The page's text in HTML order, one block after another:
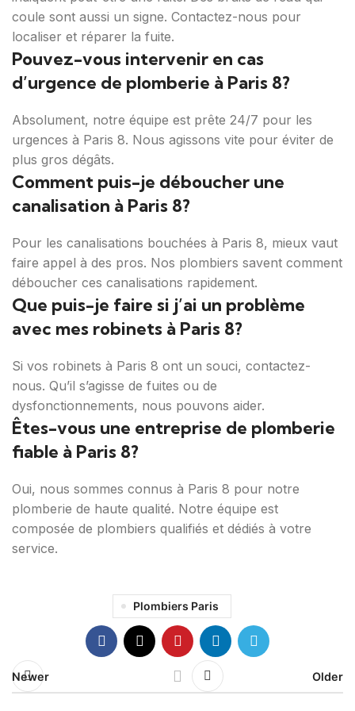
coule sont aussi un signe. Contactez-nous pour
localiser et réparer la fuite.
Pouvez-vous intervenir en cas
d’urgence de plomberie à Paris 8?
Absolument, notre équipe est prête 24/7 pour les
urgences à Paris 8. Nous agissons vite pour éviter de
plus gros dégâts.
Comment puis-je déboucher une
canalisation à Paris 8?
Pour les canalisations bouchées à Paris 8, mieux vaut
faire appel à des pros. Nos plombiers savent comment
déboucher ces canalisations rapidement.
Que puis-je faire si j’ai un problème
avec mes robinets à Paris 8?
Si vos robinets à Paris 8 ont un souci, contactez-
nous. Qu’il s’agisse de fuites ou de
dysfonctionnements, nous pouvons aider.
Êtes-vous une entreprise de plomberie
fiable à Paris 8?
Oui, nous sommes connus à Paris 8 pour notre
plomberie de haute qualité. Notre équipe est
composée de plombiers qualifiés et dédiés à votre
service.
Plombiers Paris
Newer Older